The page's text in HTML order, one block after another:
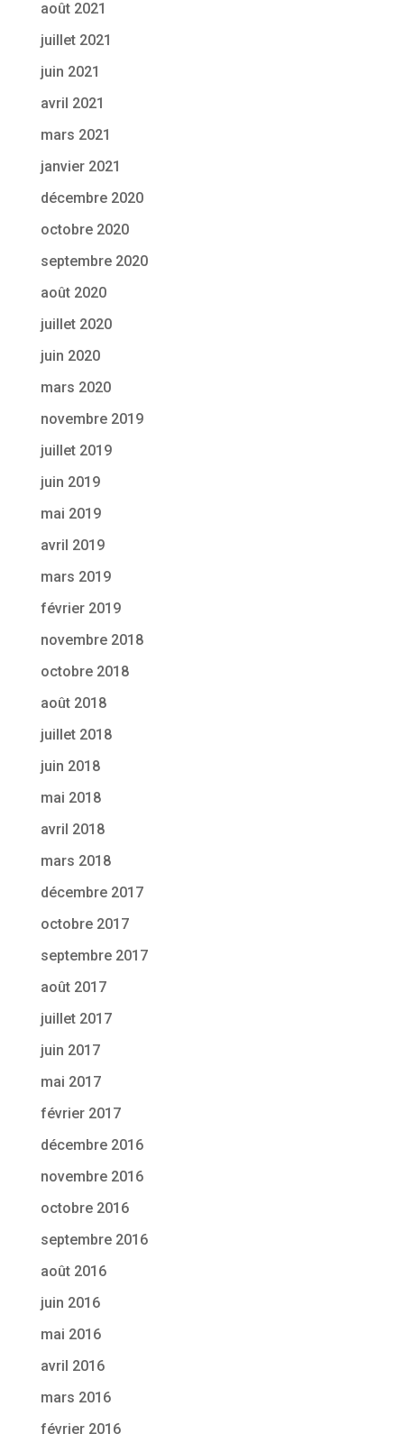
août 2021
juillet 2021
juin 2021
avril 2021
mars 2021
janvier 2021
décembre 2020
octobre 2020
septembre 2020
août 2020
juillet 2020
juin 2020
mars 2020
novembre 2019
juillet 2019
juin 2019
mai 2019
avril 2019
mars 2019
février 2019
novembre 2018
octobre 2018
août 2018
juillet 2018
juin 2018
mai 2018
avril 2018
mars 2018
décembre 2017
octobre 2017
septembre 2017
août 2017
juillet 2017
juin 2017
mai 2017
février 2017
décembre 2016
novembre 2016
octobre 2016
septembre 2016
août 2016
juin 2016
mai 2016
avril 2016
mars 2016
février 2016